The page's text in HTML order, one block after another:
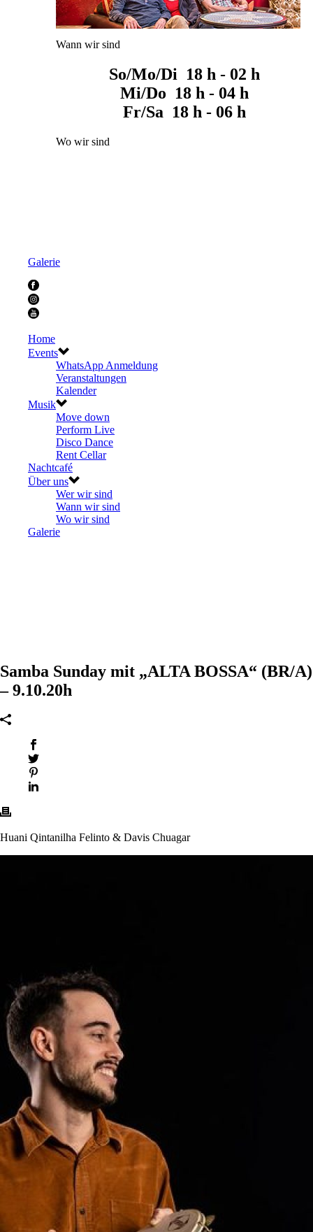
Wann wir sind
So/Mo/Di 18 h - 02 h
Mi/Do 18 h - 04 h
Fr/Sa 18 h - 06 h
Wo wir sind
Galerie
Home
Events
WhatsApp Anmeldung
Veranstaltungen
Kalender
Musik
Move down
Perform Live
Disco Dance
Rent Cellar
Nachtcafé
Über uns
Wer wir sind
Wann wir sind
Wo wir sind
Galerie
Samba Sunday mit „ALTA BOSSA“ (BR/A)
– 9.10.20h
Huani Qintanilha Felinto & Davis Chuagar